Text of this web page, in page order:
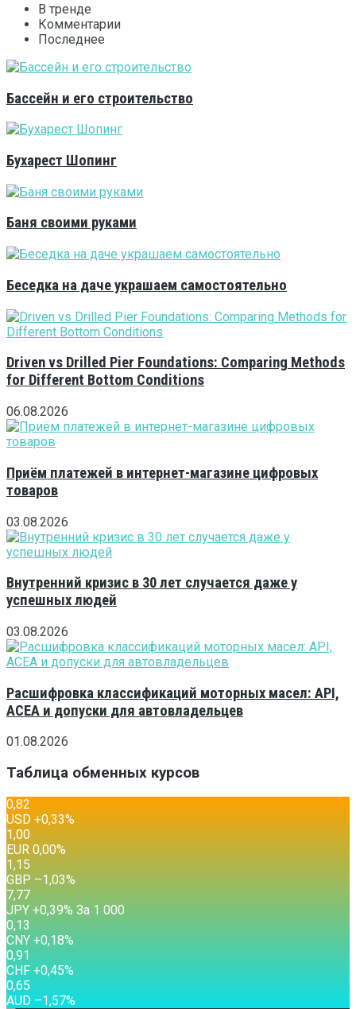
В тренде
Комментарии
Последнее
Бассейн и его строительство
Бухарест Шопинг
Баня своими руками
Беседка на даче украшаем самостоятельно
Driven vs Drilled Pier Foundations: Comparing Methods
for Different Bottom Conditions
06.08.2026
Приём платежей в интернет-магазине цифровых
товаров
03.08.2026
Внутренний кризис в 30 лет случается даже у
успешных людей
03.08.2026
Расшифровка классификаций моторных масел: API,
ACEA и допуски для автовладельцев
01.08.2026
Таблица обменных курсов
0,82
USD +0,33%
1,00
EUR 0,00%
1,15
GBP –1,03%
7,77
JPY +0,39% За 1 000
0,13
CNY +0,18%
0,91
CHF +0,45%
0,65
AUD –1,57%